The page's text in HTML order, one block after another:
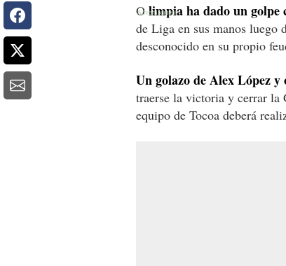
Olimpia ha dado un golpe
de Liga en sus manos luego
desconocido en su propio
Un golazo de Alex López
traerse la victoria y cerrar la
equipo de Tocoa deberá